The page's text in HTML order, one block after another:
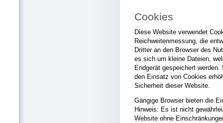
Cookies
Diese Website verwendet
Reichweitenmessung, die
Dritter an den Browser des
es sich um kleine Dateien,
Endgerät gespeichert
den Einsatz von Cookies
Sicherheit dieser Website.
Gängige Browser bieten die
Hinweis: Es ist nicht
Website ohne